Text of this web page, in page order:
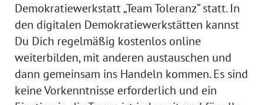
Demokratiewerkstatt „Team Toleranz“ statt. In
den digitalen Demokratiewerkstätten kannst
Du Dich regelmäßig kostenlos online
weiterbilden, mit anderen austauschen und
dann gemeinsam ins Handeln kommen. Es sind
keine Vorkenntnisse erforderlich und ein